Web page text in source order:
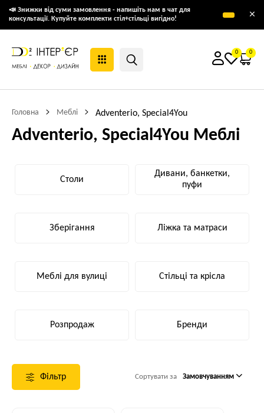
📣 Знижки від суми замовлення - напишіть нам в чат для
консультації. Купуйте комплекти стіл+стільці вигідно!
×
0 0
Головна Меблі Adventerio, Special4You
Adventerio, Special4You Меблі
Столи
Дивани, банкетки,
пуфи
Зберігання Ліжка та матраси
Меблі для вулиці Стільці та крісла
Розпродаж Бренди
Фільтр Сортувати за Замовчуванням